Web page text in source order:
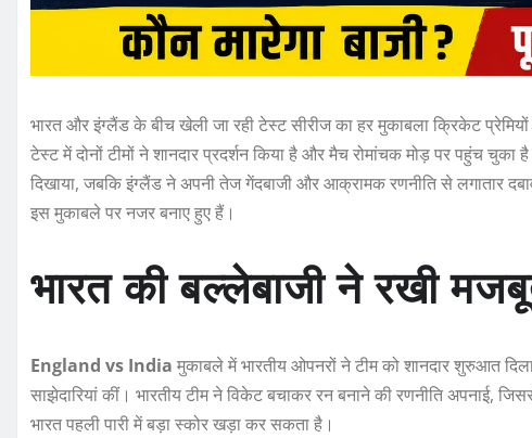
भारत और इंग्लैंड के बीच खेली जा रही टेस्ट सीरीज का हर मुकाबला क्रिकेट
टेस्ट में दोनों टीमों ने शानदार प्रदर्शन किया है और मैच रोमांचक मोड़ पर पहुंच
दिखाया, जबकि इंग्लैंड ने अपनी तेज गेंदबाजी और आक्रामक रणनीति से लगातार
इस मुकाबले पर नजर बनाए हुए हैं।
भारत की बल्लेबाजी ने रखी
England vs India मुकाबले में भारतीय ओपनरों ने टीम को शानदार शुरुआत
साझेदारियां कीं। भारतीय टीम ने विकेट बचाकर रन बनाने की रणनीति अपनाई,
भारत पहली पारी में बड़ा स्कोर खड़ा कर सकता है।